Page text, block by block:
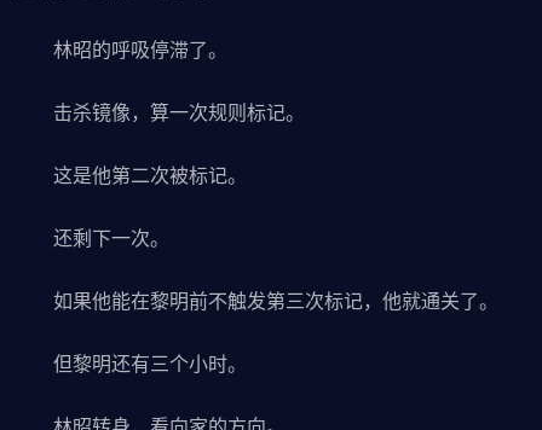
林昭的呼吸停滞了。
击杀镜像，算一次规则标记。
这是他第二次被标记。
还剩下一次。
如果他能在黎明前不触发第三次标记，他就通关了。
但黎明还有三个小时。